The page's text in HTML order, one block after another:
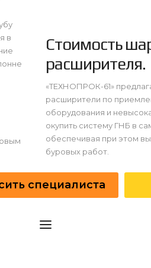
в
Стоимость
расширителя.
«ТЕХНОПРОК-61»
расширители по
оборудования и
окупить систему ГНБ в
обеспечивая при этом
буровых работ.
специалиста